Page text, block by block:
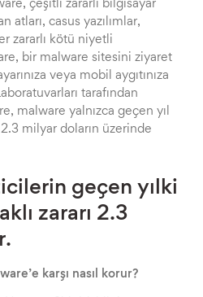
çeşitli zararlı bilgisayar
atları, casus yazılımlar,
zararlı kötü niyetli
bir malware sitesini ziyaret
veya mobil aygıtınıza
tarafından
malware yalnızca geçen yıl
milyar doların üzerinde
geçen yılki
zararı 2.3
karşı nasıl korur?